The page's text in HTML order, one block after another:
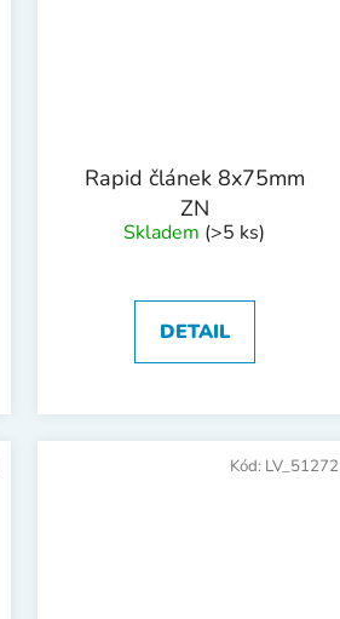
Rapid článek 8x75mm
ZN
Skladem (>5 ks)
DETAIL
Kód: LV_51272